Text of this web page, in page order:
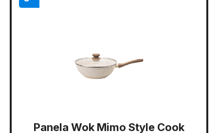
Panela Wok Mimo Style Cook